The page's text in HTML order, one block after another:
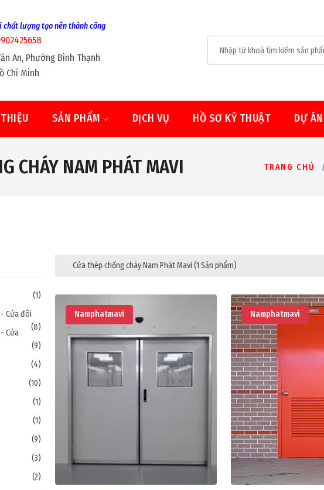
chất lượng tạo nên thành công
An, Phường Bình Thạnh
Chí Minh
SẢN PHẨM DỊCH VỤ HỒ SƠ KỸ THUẬT DỰ ÁN
CHÁY NAM PHÁT MAVI TRANG CHỦ
Cửa thép chống cháy Nam Phát Mavi (1 Sản phẩm)
Namphatmavi Namphatmavi
(1)
Cửa đôi
(8)
Cửa
(9)
(4)
(10)
(1)
(1)
(9)
(3)
(2)